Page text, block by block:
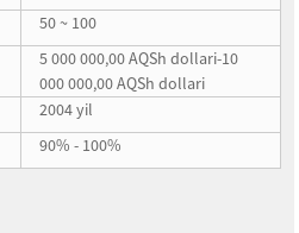
50 ~ 100
5 000 000,00 AQSh dollari-10
000 000,00 AQSh dollari
2004 yil
90% - 100%